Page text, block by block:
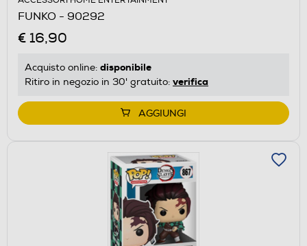
FUNKO - 90292
€ 16,90
Acquisto online: disponibile
Ritiro in negozio in 30' gratuito: verifica
AGGIUNGI